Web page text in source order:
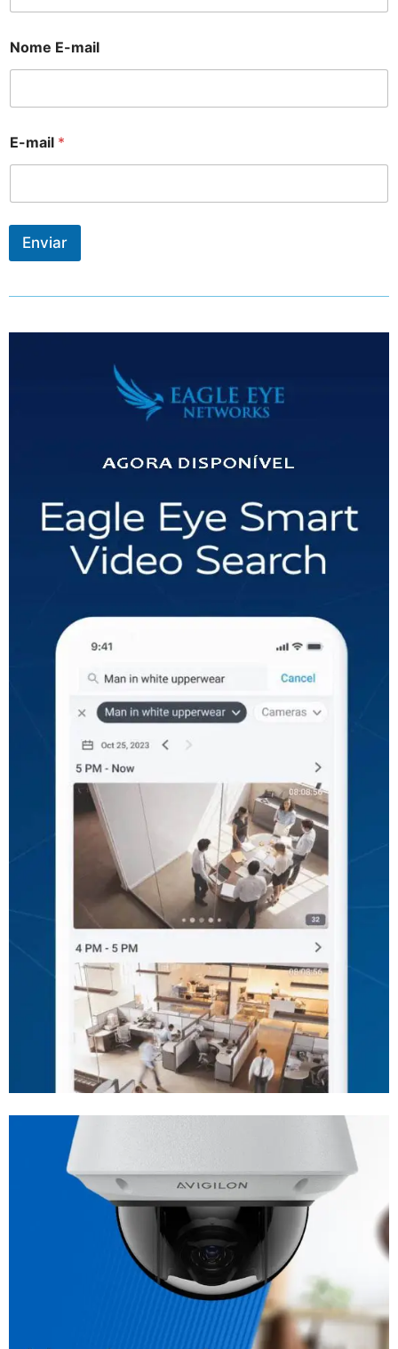
Nome E-mail
E-mail *
Enviar